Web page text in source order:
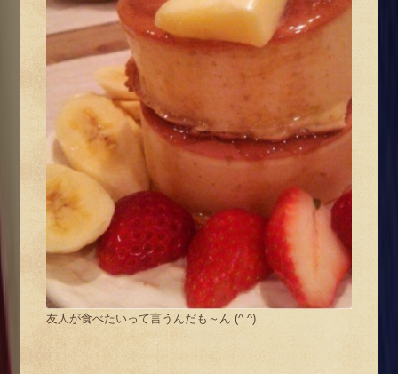
友人が食べたいって言うんだも～ん (^.^)